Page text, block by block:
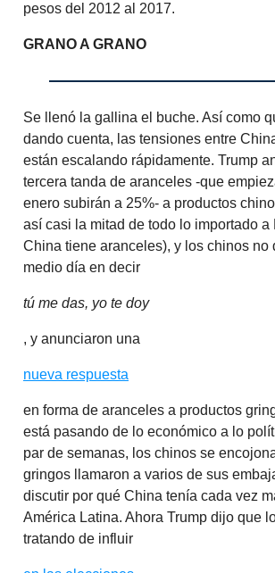
pesos del 2012 al 2017.
GRANO A GRANO
Se llenó la gallina el buche. Así como
dando cuenta, las tensiones entre
están escalando rápidamente. Trump
tercera tanda de aranceles -que
enero subirán a 25%- a productos
así casi la mitad de todo lo importado a
China tiene aranceles), y los chinos no
medio día en decir
tú me das, yo te doy
, y anunciaron una
nueva respuesta
en forma de aranceles a productos
está pasando de lo económico a lo
par de semanas, los chinos se
gringos llamaron a varios de sus
discutir por qué China tenía cada vez
América Latina. Ahora Trump dijo que
tratando de influir